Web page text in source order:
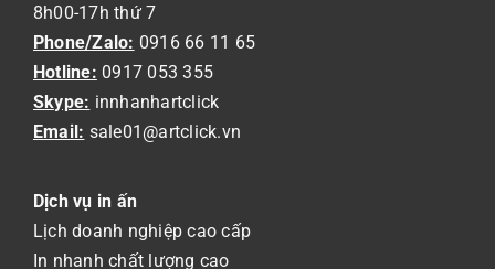
8h00-17h thứ 7
Phone/Zalo: 0916 66 11 65
Hotline: 0917 053 355
Skype: innhanhartclick
Email: sale01@artclick.vn
Dịch vụ in ấn
Lịch doanh nghiệp cao cấp
In nhanh chất lượng cao